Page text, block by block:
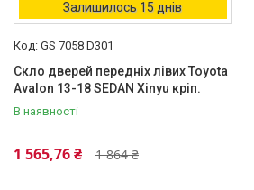
Залишилось 15 днів
GS 7058 D301
Скло дверей передніх лівих Toyota
Avalon 13-18 SEDAN Xinyu кріп.
В наявності
1 864 ₴
1 565,76 ₴